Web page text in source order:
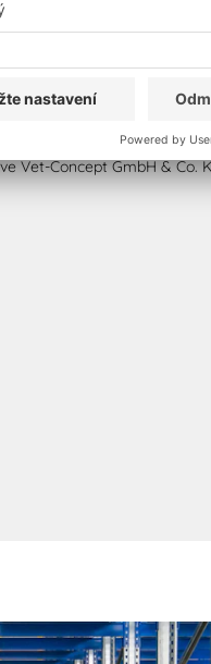
Vet-Concept GmbH & Co.